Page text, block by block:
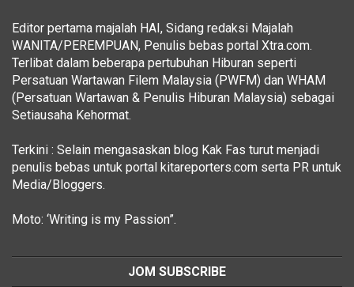
Editor pertama majalah HAI, Sidang redaksi Majalah
WANITA/PEREMPUAN, Penulis bebas portal Xtra.com.
Terlibat dalam beberapa pertubuhan Hiburan seperti
Persatuan Wartawan Filem Malaysia (PWFM) dan WHAM
(Persatuan Wartawan & Penulis Hiburan Malaysia) sebagai
Setiausaha Kehormat.
Terkini : Selain mengasaskan blog Kak Fas turut menjadi
penulis bebas untuk portal kitareporters.com serta PR untuk
Media/Bloggers.
Moto: ‘Writing is my Passion”.
JOM SUBSCRIBE